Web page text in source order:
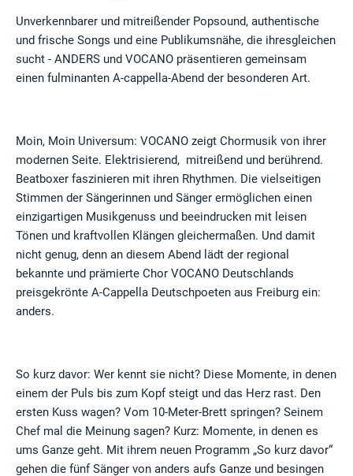
Unverkennbarer und mitreißender Popsound, authentische
und frische Songs und eine Publikumsnähe, die ihresgleichen
sucht - ANDERS und VOCANO präsentieren gemeinsam
einen fulminanten A-cappella-Abend der besonderen Art.
Moin, Moin Universum: VOCANO zeigt Chormusik von ihrer
modernen Seite. Elektrisierend, mitreißend und berührend.
Beatboxer faszinieren mit ihren Rhythmen. Die vielseitigen
Stimmen der Sängerinnen und Sänger ermöglichen einen
einzigartigen Musikgenuss und beeindrucken mit leisen
Tönen und kraftvollen Klängen gleichermaßen. Und damit
nicht genug, denn an diesem Abend lädt der regional
bekannte und prämierte Chor VOCANO Deutschlands
preisgekrönte A-Cappella Deutschpoeten aus Freiburg ein:
anders.
So kurz davor: Wer kennt sie nicht? Diese Momente, in denen
einem der Puls bis zum Kopf steigt und das Herz rast. Den
ersten Kuss wagen? Vom 10-Meter-Brett springen? Seinem
Chef mal die Meinung sagen? Kurz: Momente, in denen es
ums Ganze geht. Mit ihrem neuen Programm „So kurz davor“
gehen die fünf Sänger von anders aufs Ganze und besingen